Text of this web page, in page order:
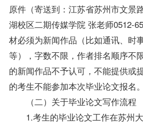
原件（寄送到：江苏省苏州市文景
湖校区二期传媒学院 张老师0512-
材必须为新闻作品（比如通讯、时
等），字数不限，作者排名顺序不
的新闻作品不予认可，不能提供或
的考生不能参加本次毕业论文报名。
（二）关于毕业论文写作流程
1.考生的毕业论文工作在苏州